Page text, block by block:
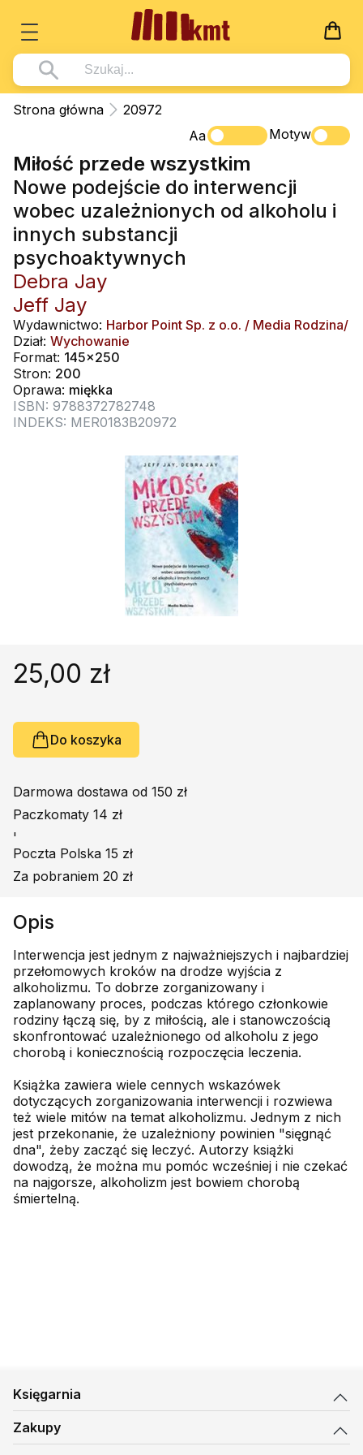
Książki
Wszystko z kategorii - Książki
Pismo Święte
Kościół Katolicki
Duszpasterstwo
Teologia
Życie chrześcijańskie
Duchowość
Literatura piękna
Religie
Kultura
Książki obcojęzyczne
Poradniki, leksykony...
Wszystko z kategorii - Multimedia
DVD
CD-ROM
Muzyka
Rekolekcje i inne na CD
Śpiew i modlitwa
Muzyka klasyczna
Śpiewniki
Dla Dzieci
Wszystko z kategorii - Dla Dzieci
Literatura (D)
Płyty, DVD (D)
Podręczniki i pomoce dydaktyczne
Podręczniki
Wszystko z kategorii - Podręczniki
Podręczniki i pomoce dydaktyczne
Zabawa i Nauka
Nowości
Zaloguj się
Strona główna
20972
Aa
Motyw
Miłość przede wszystkim
Nowe podejście do interwencji
wobec uzależnionych od alkoholu i
innych substancji
psychoaktywnych
Debra Jay
Jeff Jay
Wydawnictwo: Harbor Point Sp. z o.o. / Media Rodzina/
Dział: Wychowanie
Format: 145x250
Stron: 200
Oprawa: miękka
ISBN: 9788372782748
INDEKS: MER0183B20972
25,00 zł
Do koszyka
Darmowa dostawa od 150 zł
Paczkomaty 14 zł
'
Poczta Polska 15 zł
Za pobraniem 20 zł
Opis
Interwencja jest jednym z najważniejszych i najbardziej
przełomowych kroków na drodze wyjścia z
alkoholizmu. To dobrze zorganizowany i
zaplanowany proces, podczas którego członkowie
rodziny łączą się, by z miłością, ale i stanowczością
skonfrontować uzależnionego od alkoholu z jego
chorobą i koniecznością rozpoczęcia leczenia.
Książka zawiera wiele cennych wskazówek
dotyczących zorganizowania interwencji i rozwiewa
też wiele mitów na temat alkoholizmu. Jednym z nich
jest przekonanie, że uzależniony powinien "sięgnąć
dna", żeby zacząć się leczyć. Autorzy książki
dowodzą, że można mu pomóc wcześniej i nie czekać
na najgorsze, alkoholizm jest bowiem chorobą
śmiertelną.
Księgarnia
Zakupy